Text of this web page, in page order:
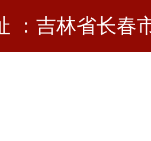
：吉林省长春